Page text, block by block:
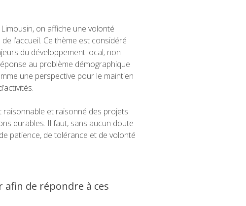
on affiche une volonté
l’accueil. Ce thème est considéré
du développement local; non
au problème démographique
une perspective pour le maintien
raisonnable et raisonné des projets
durables. Il faut, sans aucun doute
patience, de tolérance et de volonté
afin de répondre à ces